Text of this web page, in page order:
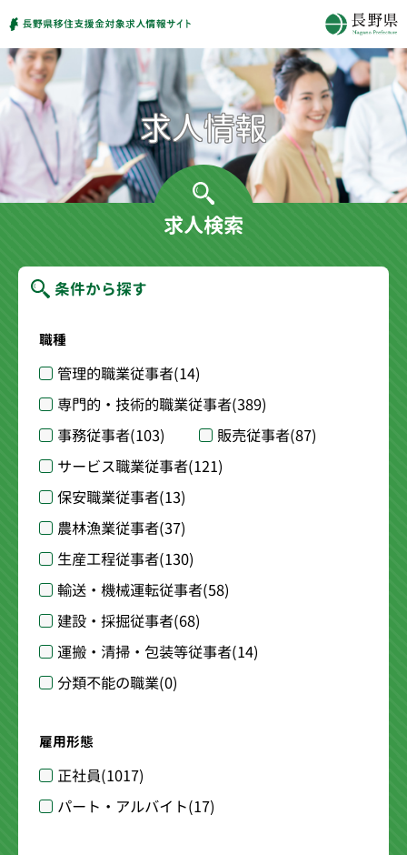
求人検索
条件から探す
職種
管理的職業従事者(14)
専門的・技術的職業従事者(389)
事務従事者(103) 販売従事者(87)
サービス職業従事者(121)
保安職業従事者(13)
農林漁業従事者(37)
生産工程従事者(130)
輸送・機械運転従事者(58)
建設・採掘従事者(68)
運搬・清掃・包装等従事者(14)
分類不能の職業(0)
雇用形態
正社員(1017)
パート・アルバイト(17)